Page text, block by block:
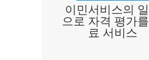
이민서비스의
으로 자격 평가
료 서비스